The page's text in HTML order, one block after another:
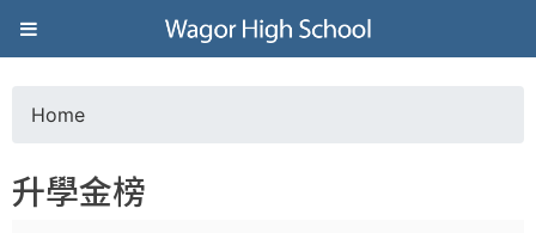
Jump to navigation
葳
格
高
o
Home
升學金榜